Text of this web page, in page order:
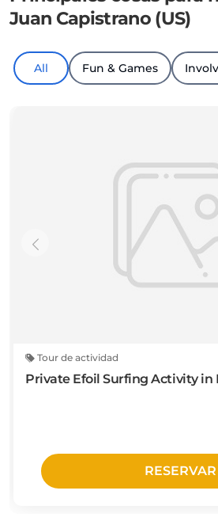
Juan Capistrano (US)
All Fun & Games
Tour de actividad
Private Efoil Surfing Activity in
RESERVAR